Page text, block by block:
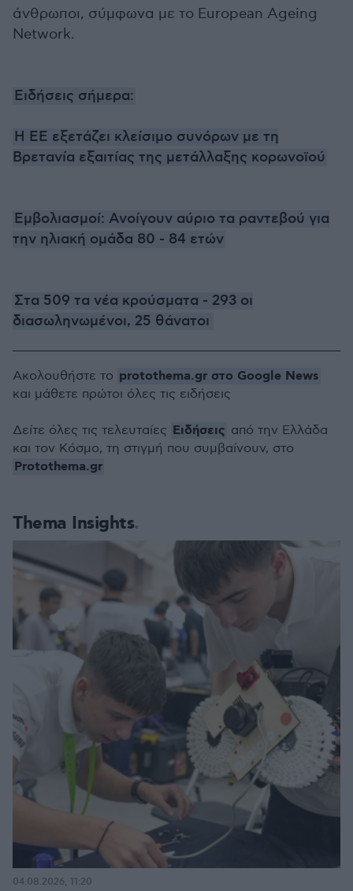
άνθρωποι, σύμφωνα με το European Ageing
Network.
Ειδήσεις σήμερα:
Η ΕΕ εξετάζει κλείσιμο συνόρων με τη
Βρετανία εξαιτίας της μετάλλαξης κορωνοϊού
Εμβολιασμοί: Ανοίγουν αύριο τα ραντεβού για
την ηλιακή ομάδα 80 - 84 ετών
Στα 509 τα νέα κρούσματα - 293 οι
διασωληνωμένοι, 25 θάνατοι
Thema Insights
04.08.2026, 11:20
Ακολουθήστε το protothema.gr στο Google News
και μάθετε πρώτοι όλες τις ειδήσεις
Δείτε όλες τις τελευταίες Ειδήσεις από την Ελλάδα
και τον Κόσμο, τη στιγμή που συμβαίνουν, στο
Protothema.gr